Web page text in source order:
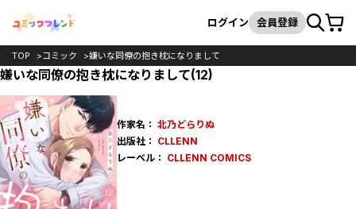
検索
ログイン 会員登録カート
TOP コミック 嫌いな同僚の抱き枕になりまして
嫌いな同僚の抱き枕になりまして(12)
作家名： 北乃どらりぬ
出版社： CLLENN
レーベル： CLLENN COMICS